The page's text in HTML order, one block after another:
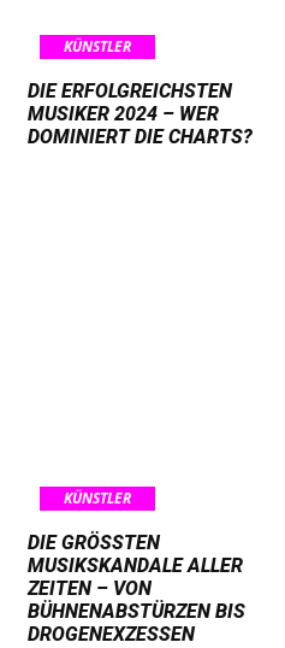
KÜNSTLER
DIE ERFOLGREICHSTEN
MUSIKER 2024 – WER
DOMINIERT DIE CHARTS?
KÜNSTLER
DIE GRÖSSTEN M
USIKSKANDALE ALLER Z
EITEN – VON B
ÜHNENABSTÜRZEN BIS D
ROGENEXZESSEN